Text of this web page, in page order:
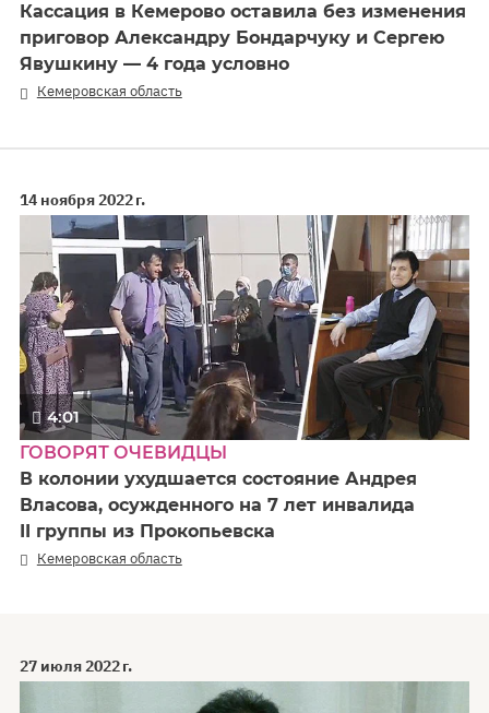
Кассация в Кемерово оставила без изменения
приговор Александру Бондарчуку и Сергею
Явушкину — 4 года условно
Кемеровская область
14 ноября 2022 г.
4:01
ГОВОРЯТ ОЧЕВИДЦЫ
В колонии ухудшается состояние Андрея
Власова, осужденного на 7 лет инвалида
II группы из Прокопьевска
Кемеровская область
27 июля 2022 г.